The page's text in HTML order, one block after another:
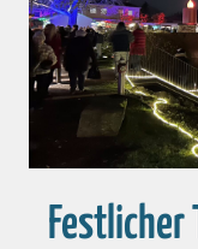
Festlicher